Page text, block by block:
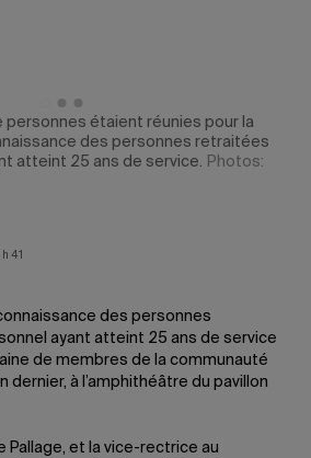
personnes étaient réunies pour la
des personnes retraitées
atteint 25 ans de service. Photos:
41
des personnes
ayant atteint 25 ans de service
de membres de la communauté
dernier, à l’amphithéâtre du pavillon
Pallage, et la vice-rectrice au